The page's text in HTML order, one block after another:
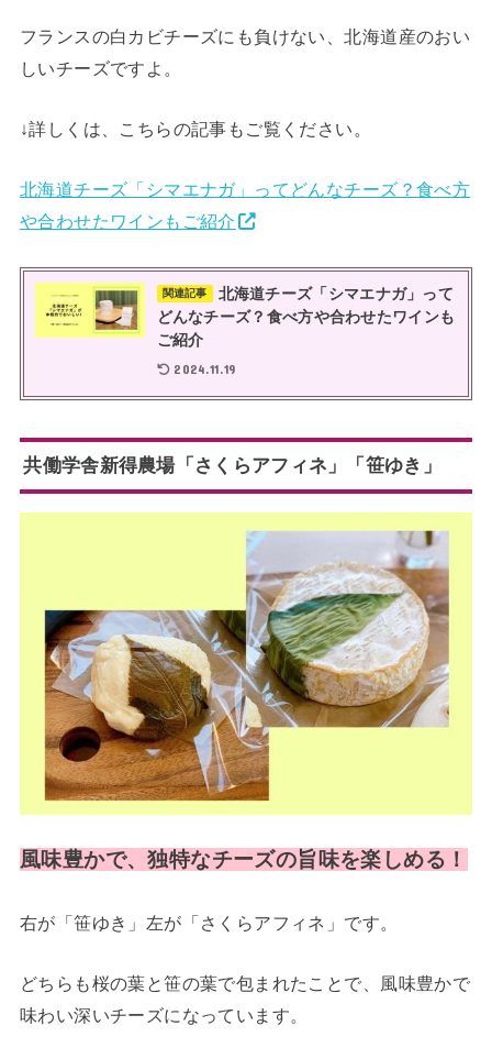
フランスの白カビチーズにも負けない、北海道産のおい
しいチーズですよ。
↓詳しくは、こちらの記事もご覧ください。
北海道チーズ「シマエナガ」ってどんなチーズ？食べ方
や合わせたワインもご紹介
関連記事
北海道チーズ「シマエナガ」って
どんなチーズ？食べ方や合わせたワインも
ご紹介
2024.11.19
共働学舎新得農場「さくらアフィネ」「笹ゆき」
風味豊かで、独特なチーズの旨味を楽しめる！
右が「笹ゆき」左が「さくらアフィネ」です。
どちらも桜の葉と笹の葉で包まれたことで、風味豊かで
味わい深いチーズになっています。